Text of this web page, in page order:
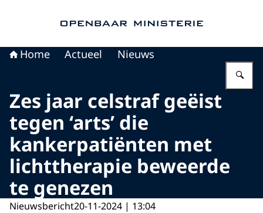
Home Actueel Nieuws
Zes jaar celstraf geëist
tegen ‘arts’ die
kankerpatiënten met
lichttherapie beweerde
te genezen
Nieuwsbericht20-11-2024 | 13:04